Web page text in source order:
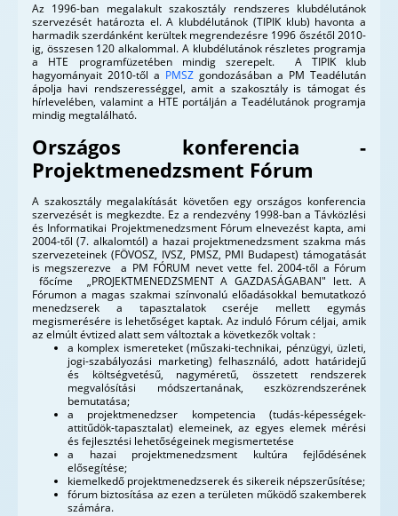
Az 1996-ban megalakult szakosztály rendszeres klubdélutánok
szervezését határozta el. A klubdélutánok (TIPIK klub) havonta a
harmadik szerdánként kerültek megrendezésre 1996 őszétől 2010-
ig, összesen 120 alkalommal. A klubdélutánok részletes programja
a HTE programfüzetében mindig szerepelt. A TIPIK klub
hagyományait 2010-től a PMSZ gondozásában a PM Teadélután
ápolja havi rendszerességgel, amit a szakosztály is támogat és
hírlevelében, valamint a HTE portálján a Teadélutánok programja
mindig megtalálható.
Országos konferencia -
Projektmenedzsment Fórum
A szakosztály megalakítását követően egy országos konferencia
szervezését is megkezdte. Ez a rendezvény 1998-ban a Távközlési
és Informatikai Projektmenedzsment Fórum elnevezést kapta, ami
2004-től (7. alkalomtól) a hazai projektmenedzsment szakma más
szervezeteinek (FÖVOSZ, IVSZ, PMSZ, PMI Budapest) támogatását
is megszerezve a PM FÓRUM nevet vette fel. 2004-től a Fórum
főcíme „PROJEKTMENEDZSMENT A GAZDASÁGABAN" lett. A
Fórumon a magas szakmai színvonalú előadásokkal bemutatkozó
menedzserek a tapasztalatok cseréje mellett egymás
megismerésére is lehetőséget kaptak. Az induló Fórum céljai, amik
az elmúlt évtized alatt sem változtak a következők voltak :
a komplex ismereteket (műszaki-technikai, pénzügyi, üzleti,
jogi-szabályozási marketing) felhasználó, adott határidejű
és költségvetésű, nagyméretű, összetett rendszerek
megvalósítási módszertanának, eszközrendszerének
bemutatása;
a projektmenedzser kompetencia (tudás-képességek-
attitűdök-tapasztalat) elemeinek, az egyes elemek mérési
és fejlesztési lehetőségeinek megismertetése
a hazai projektmenedzsment kultúra fejlődésének
elősegítése;
kiemelkedő projektmenedzserek és sikereik népszerűsítése;
fórum biztosítása az ezen a területen működő szakemberek
számára.